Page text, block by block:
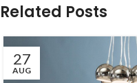
Related Posts
27
AUG